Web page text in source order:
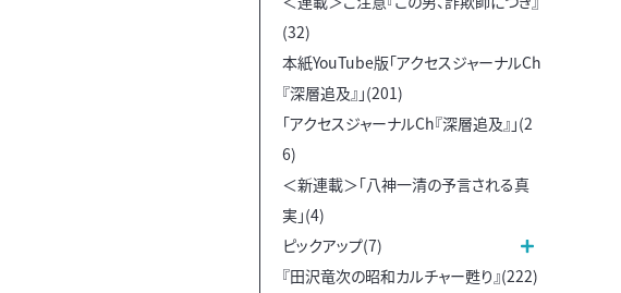
(32)
本紙YouTube版「アクセスジャーナルCh
『深層追及』」(201)
「アクセスジャーナルCh『深層追及』」(2
6)
＜新連載＞「八神一清の予言される真
実」(4)
ピックアップ(7)
『田沢竜次の昭和カルチャー甦り』(222)